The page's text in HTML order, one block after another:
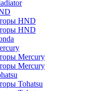
HND
HND
Mercury
Mercury
Tohatsu